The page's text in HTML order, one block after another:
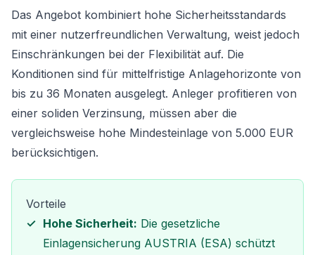
Das Angebot kombiniert hohe Sicherheitsstandards
mit einer nutzerfreundlichen Verwaltung, weist jedoch
Einschränkungen bei der Flexibilität auf. Die
Konditionen sind für mittelfristige Anlagehorizonte von
bis zu 36 Monaten ausgelegt. Anleger profitieren von
einer soliden Verzinsung, müssen aber die
vergleichsweise hohe Mindesteinlage von 5.000 EUR
berücksichtigen.
Vorteile
Hohe Sicherheit: Die gesetzliche
Einlagensicherung AUSTRIA (ESA) schützt